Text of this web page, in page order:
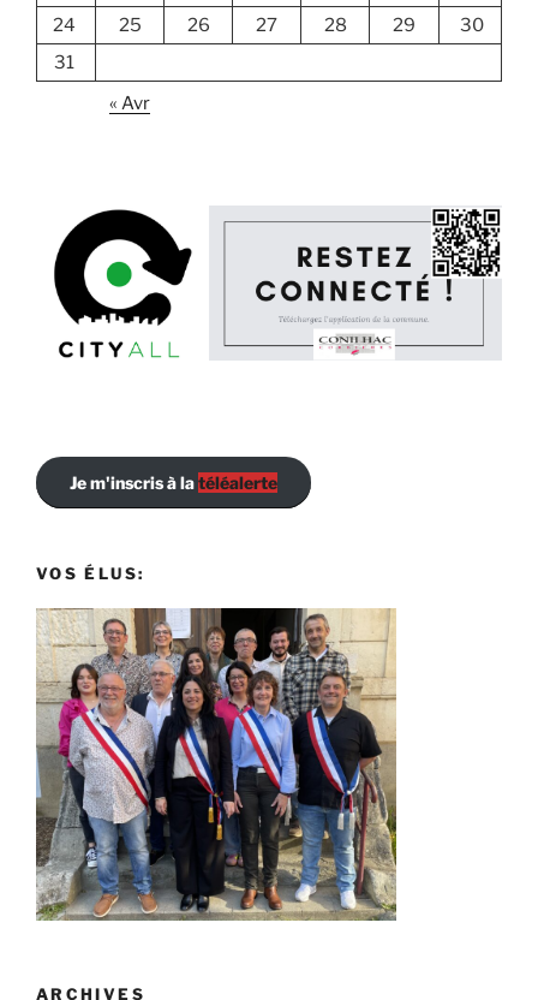
24
25 26 27 28 29
30
31
« Avr
Je m'inscris à latéléalerte
VOS ÉLUS:
ARCHIVES